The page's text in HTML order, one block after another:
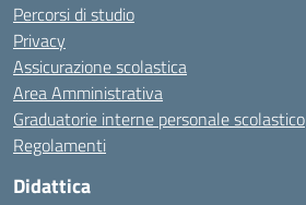
Percorsi di studio
Privacy
Assicurazione scolastica
Area Amministrativa
Graduatorie interne personale scolastico
Regolamenti
Didattica